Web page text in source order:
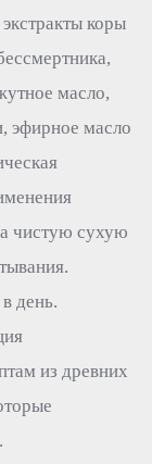
коры
масло,
эфирное масло
чистую сухую
день.
из древних